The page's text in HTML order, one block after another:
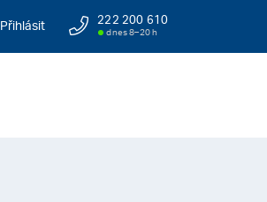
Přihlásit 222 200 610
dnes 8–20 h